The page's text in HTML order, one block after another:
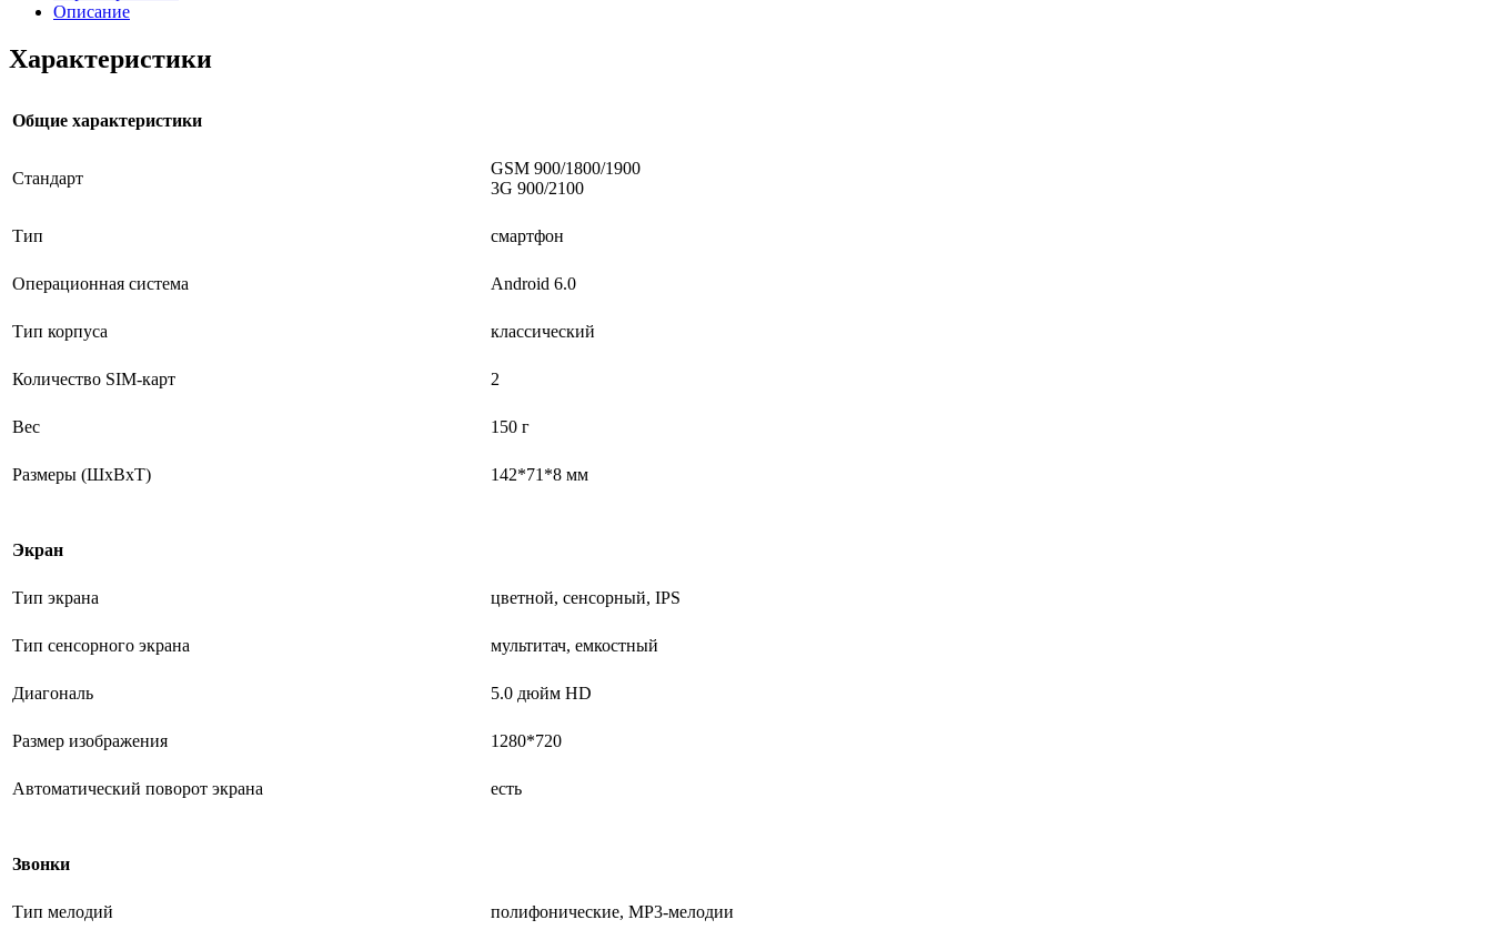
Описание
Xарактеристики
Общие характеристики
Стандарт
GSM 900/1800/1900
3G 900/2100
Тип смартфон
Операционная система Android 6.0
Тип корпуса классический
Количество SIM-карт 2
Вес 150 г
Размеры (ШxВxТ) 142*71*8 мм
Экран
Тип экрана цветной, сенсорный, IPS
Тип сенсорного экрана мультитач, емкостный
Диагональ 5.0 дюйм HD
Размер изображения 1280*720
Автоматический поворот экрана есть
Звонки
Тип мелодий полифонические, MP3-мелодии